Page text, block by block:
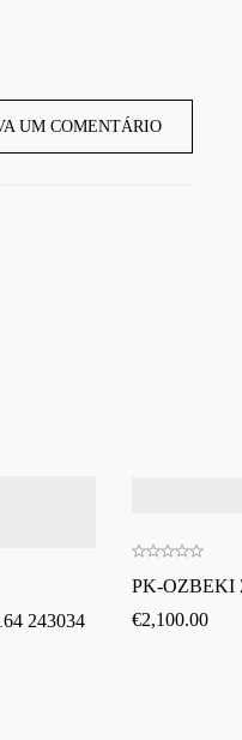
UM COMENTÁRIO
243034
PK-OZBEKI
€2,100.00